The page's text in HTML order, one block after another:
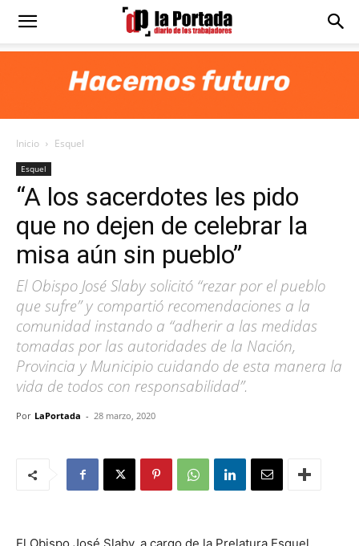
Diario
Portada
Inicio Esquel
Esquel
“A los sacerdotes les pido
que no dejen de celebrar la
misa aún sin pueblo”
El Obispo José Slaby solicitó “rezar por el pueblo
que sufre” y compartió recomendaciones a la
comunidad instando a “adherir a las medidas
tomadas por las autoridades de la Nación,
Provincia y Municipio cuidando de esta manera la
vida de todos con responsabilidad”.
Por LaPortada - 28 marzo, 2020